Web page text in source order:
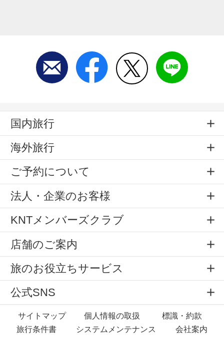
国内旅行
海外旅行
ご予約について
法人・企業のお客様
KNTメンバーズクラブ
店舗のご案内
旅のお役立ちサービス
公式SNS
サイトマップ 個人情報の取扱
標識・約款
旅行条件書
システムメンテナンス 会社案内